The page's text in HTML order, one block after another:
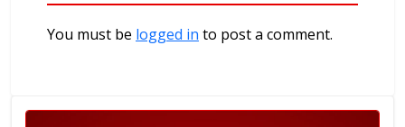
You must be logged in to post a comment.